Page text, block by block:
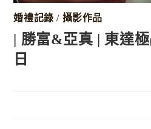
婚禮記錄 / 攝影作品
| 勝富&亞真 | 東達
日